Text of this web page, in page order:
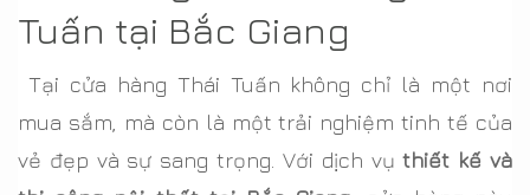
Tuấn tại Bắc Giang
Tại cửa hàng Thái Tuấn không chỉ là một nơi
mua sắm, mà còn là một trải nghiệm tinh tế của
vẻ đẹp và sự sang trọng. Với dịch vụthiết kế và